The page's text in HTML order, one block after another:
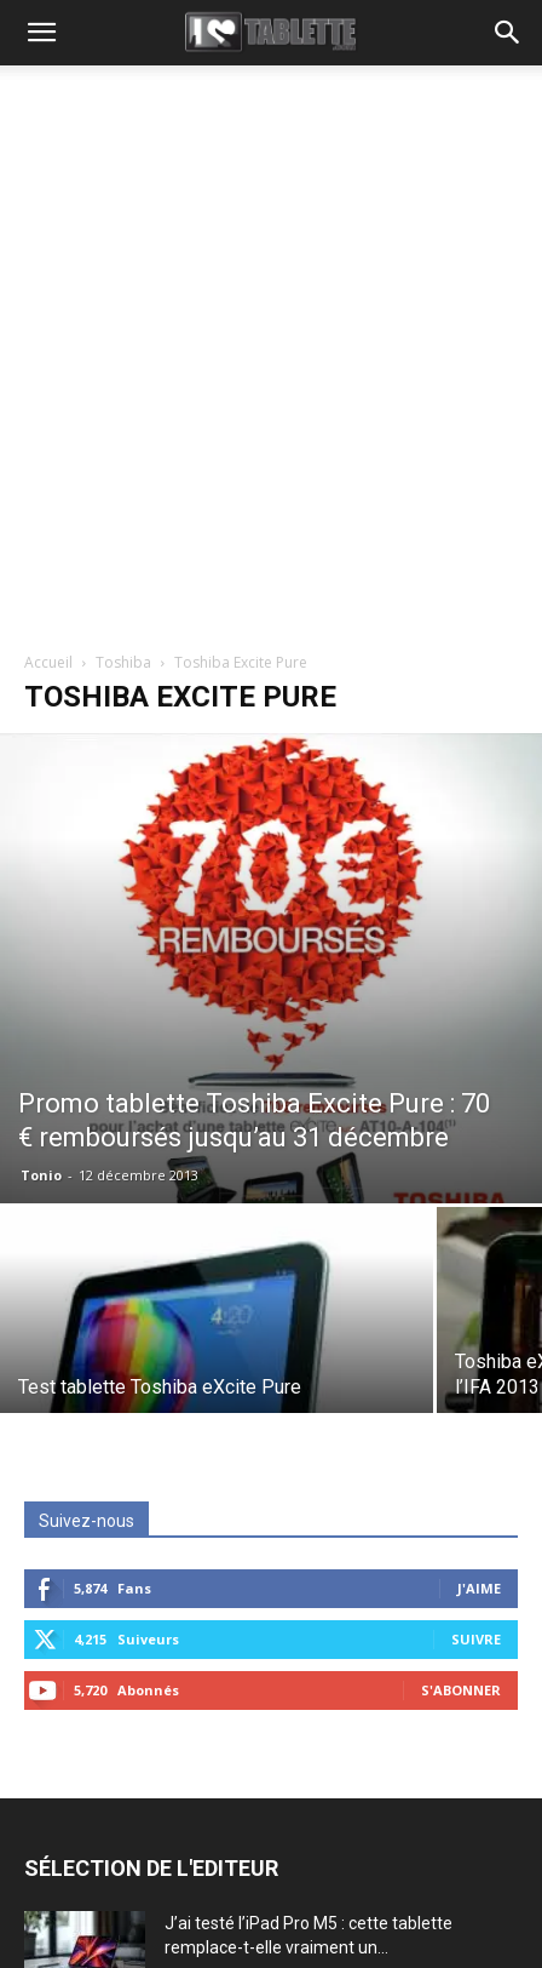
Accueil Toshiba Toshiba Excite Pure
TOSHIBA EXCITE PURE
Promo tablette Toshiba Excite Pure : 70
€ remboursés jusqu’au 31 décembre
Tonio - 12 décembre 2013
Test tablette Toshiba eXcite Pure
Toshiba
l’IFA
Suivez-nous
5,874 Fans J'AIME
4,215 Suiveurs SUIVRE
5,720 Abonnés S'ABONNER
SÉLECTION DE L'EDITEUR
J’ai testé l’iPad Pro M5 : cette tablette
remplace-t-elle vraiment un...